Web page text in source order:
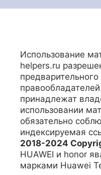
Использование
helpers.ru
предварительного
принадлежат
использовании
обязательно
индексируемая
2018-2024
HUAWEI и honor
марками Huawei